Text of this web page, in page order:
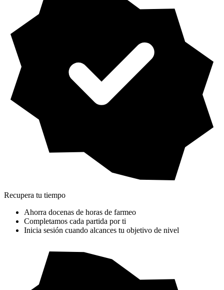
Recupera tu tiempo
Ahorra docenas de horas de farmeo
Completamos cada partida por ti
Inicia sesión cuando alcances tu objetivo de nivel